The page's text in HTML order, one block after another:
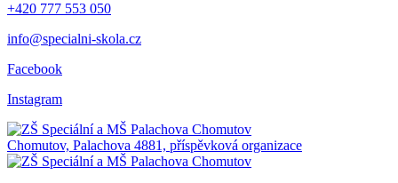
+420 777 553 050
info@specialni-skola.cz
Facebook
Instagram
Chomutov, Palachova 4881, příspěvková organizace